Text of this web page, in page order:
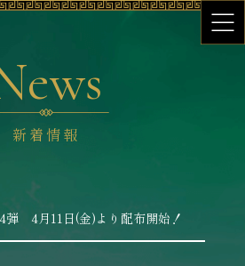
新着情報
弾 4月11日(金)より配布開始！